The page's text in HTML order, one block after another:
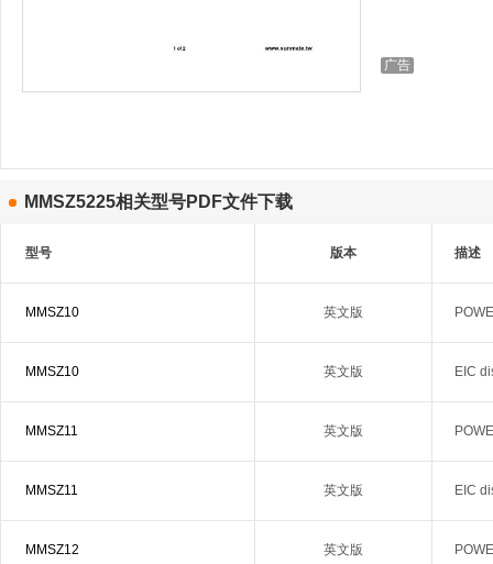
MMSZ5225相关型号PDF文件下载
型号 版本 描述
MMSZ10 英文版
MMSZ10 英文版 EIC
MMSZ11 英文版
MMSZ11 英文版 EIC
MMSZ12 英文版